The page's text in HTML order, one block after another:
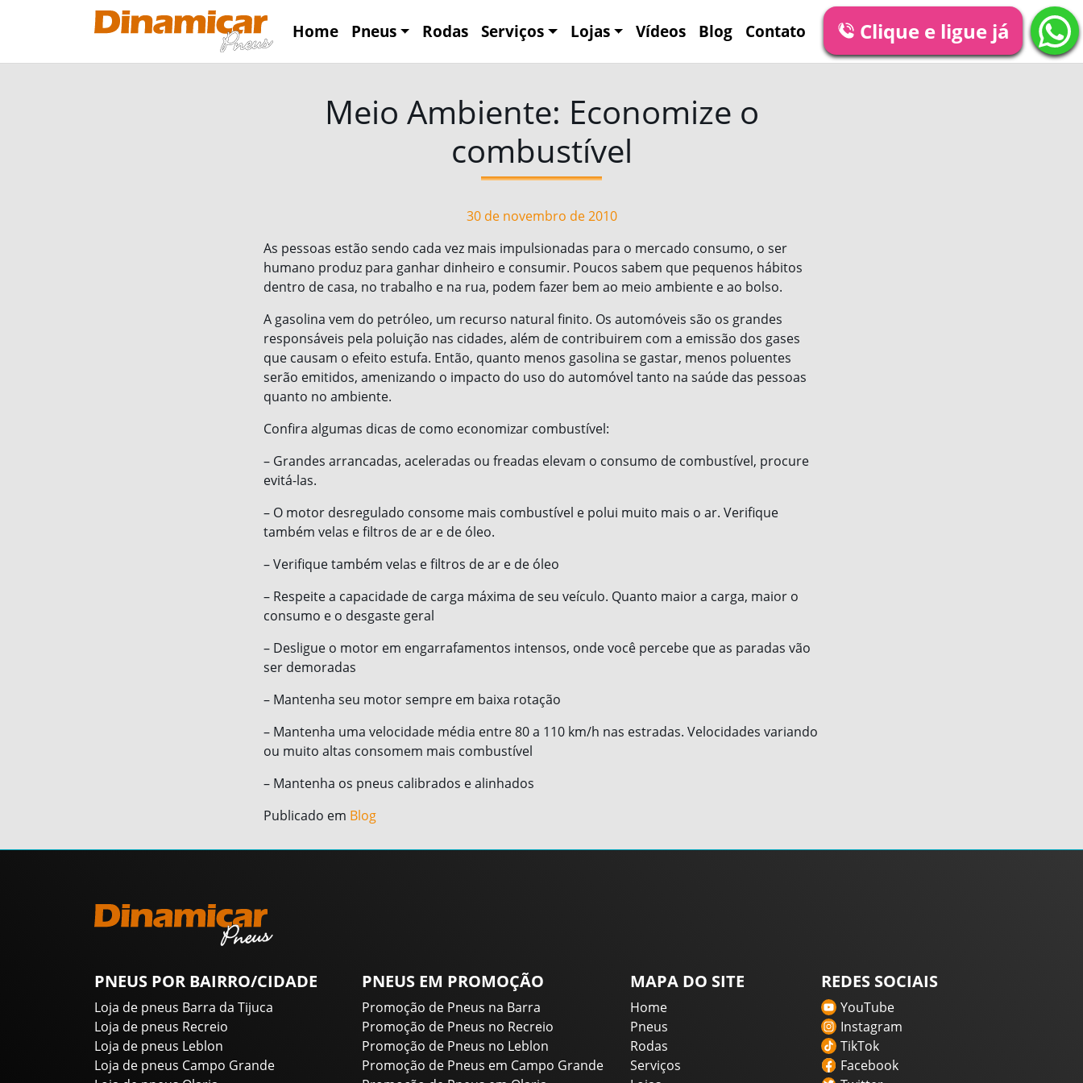
Home Pneus Rodas Serviços Lojas Vídeos Blog Contato Clique e ligue já
Meio Ambiente: Economize o
combustível
30 de novembro de 2010
As pessoas estão sendo cada vez mais impulsionadas para o mercado consumo, o ser
humano produz para ganhar dinheiro e consumir. Poucos sabem que pequenos hábitos
dentro de casa, no trabalho e na rua, podem fazer bem ao meio ambiente e ao bolso.
A gasolina vem do petróleo, um recurso natural finito. Os automóveis são os grandes
responsáveis pela poluição nas cidades, além de contribuirem com a emissão dos gases
que causam o efeito estufa. Então, quanto menos gasolina se gastar, menos poluentes
serão emitidos, amenizando o impacto do uso do automóvel tanto na saúde das pessoas
quanto no ambiente.
Confira algumas dicas de como economizar combustível:
– Grandes arrancadas, aceleradas ou freadas elevam o consumo de combustível, procure
evitá-las.
– O motor desregulado consome mais combustível e polui muito mais o ar. Verifique
também velas e filtros de ar e de óleo.
– Verifique também velas e filtros de ar e de óleo
– Respeite a capacidade de carga máxima de seu veículo. Quanto maior a carga, maior o
consumo e o desgaste geral
– Desligue o motor em engarrafamentos intensos, onde você percebe que as paradas vão
ser demoradas
– Mantenha seu motor sempre em baixa rotação
– Mantenha uma velocidade média entre 80 a 110 km/h nas estradas. Velocidades variando
ou muito altas consomem mais combustível
– Mantenha os pneus calibrados e alinhados
Publicado em Blog
PNEUS POR BAIRRO/CIDADE
Loja de pneus Barra da Tijuca
Loja de pneus Recreio
Loja de pneus Leblon
Loja de pneus Campo Grande
PNEUS EM PROMOÇÃO
Promoção de Pneus na Barra
Promoção de Pneus no Recreio
Promoção de Pneus no Leblon
Promoção de Pneus em Campo Grande
MAPA DO SITE
Home
Pneus
Rodas
Serviços
REDES SOCIAIS
YouTube
Instagram
TikTok
Facebook